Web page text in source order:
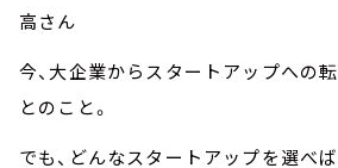
高さん
今、大企業からスタートアップへの
とのこと。
でも、どんなスタートアップを選べ